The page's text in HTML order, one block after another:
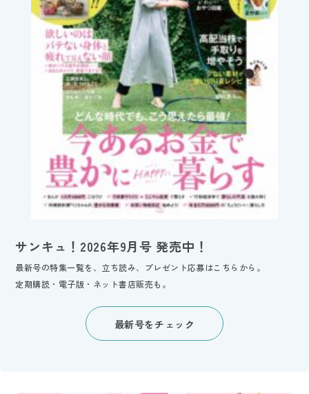
サンキュ！2026年9月号 発売中！
最新号の特集一覧を、立ち読み、プレゼント応募はこちらから。
定期購読・電子版・ネット書店販売も。
最新号をチェック